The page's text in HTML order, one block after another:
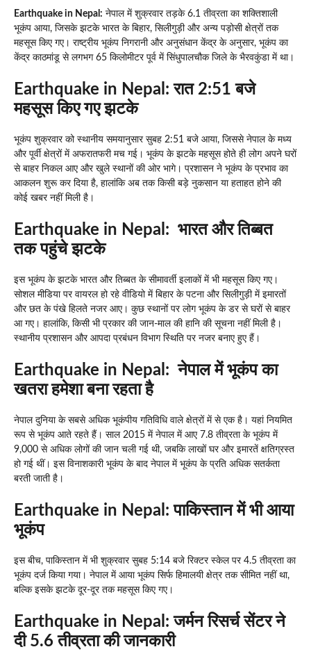
Earthquake in Nepal: नेपाल में शुक्रवार तड़के 6.1 तीव्रता का शक्तिशाली
भूकंप आया, जिसके झटके भारत के बिहार, सिलीगुड़ी और अन्य पड़ोसी क्षेत्रों तक
महसूस किए गए। राष्ट्रीय भूकंप निगरानी और अनुसंधान केंद्र के अनुसार, भूकंप का
केंद्र काठमांडू से लगभग 65 किलोमीटर पूर्व में सिंधुपालचौक जिले के भैरवकुंडा में था।
Earthquake in Nepal:रात 2:51 बजे
महसूस किए गए झटके
भूकंप शुक्रवार को स्थानीय समयानुसार सुबह 2:51 बजे आया, जिससे नेपाल के मध्य
और पूर्वी क्षेत्रों में अफरातफरी मच गई। भूकंप के झटके महसूस होते ही लोग अपने घरों
से बाहर निकल आए और खुले स्थानों की ओर भागे। प्रशासन ने भूकंप के प्रभाव का
आकलन शुरू कर दिया है, हालांकि अब तक किसी बड़े नुकसान या हताहत होने की
कोई खबर नहीं मिली है।
Earthquake in Nepal: भारत और तिब्बत
तक पहुंचे झटके
इस भूकंप के झटके भारत और तिब्बत के सीमावर्ती इलाकों में भी महसूस किए गए।
सोशल मीडिया पर वायरल हो रहे वीडियो में बिहार के पटना और सिलीगुड़ी में इमारतों
और छत के पंखे हिलते नजर आए। कुछ स्थानों पर लोग भूकंप के डर से घरों से बाहर
आ गए। हालांकि, किसी भी प्रकार की जान-माल की हानि की सूचना नहीं मिली है।
स्थानीय प्रशासन और आपदा प्रबंधन विभाग स्थिति पर नजर बनाए हुए हैं।
Earthquake in Nepal:नेपाल में भूकंप का
खतरा हमेशा बना रहता है
नेपाल दुनिया के सबसे अधिक भूकंपीय गतिविधि वाले क्षेत्रों में से एक है। यहां नियमित
रूप से भूकंप आते रहते हैं। साल 2015 में नेपाल में आए 7.8 तीव्रता के भूकंप में
9,000 से अधिक लोगों की जान चली गई थी, जबकि लाखों घर और इमारतें क्षतिग्रस्त
हो गई थीं। इस विनाशकारी भूकंप के बाद नेपाल में भूकंप के प्रति अधिक सतर्कता
बरती जाती है।
Earthquake in Nepal:पाकिस्तान में भी आया
भूकंप
इस बीच, पाकिस्तान में भी शुक्रवार सुबह 5:14 बजे रिक्टर स्केल पर 4.5 तीव्रता का
भूकंप दर्ज किया गया। नेपाल में आया भूकंप सिर्फ हिमालयी क्षेत्र तक सीमित नहीं था,
बल्कि इसके झटके दूर-दूर तक महसूस किए गए।
Earthquake in Nepal:जर्मन रिसर्च सेंटर ने
दी 5.6 तीव्रता की जानकारी